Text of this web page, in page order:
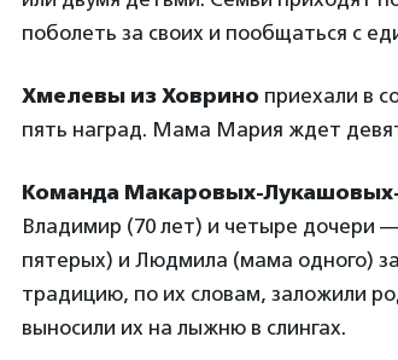
поболеть за своих и пообщаться с
Хмелевы из Ховрино приехали в
пять наград. Мама Мария ждет
Команда Макаровых-
Владимир (70 лет) и четыре дочери
пятерых) и Людмила (мама одного)
традицию, по их словам, заложили
выносили их на лыжню в слингах.